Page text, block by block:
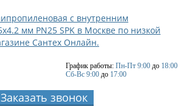
График работы: Пн-Пт 9:00 до 18:00
Сб-Вс 9:00 до 17:00
Заказать звонок